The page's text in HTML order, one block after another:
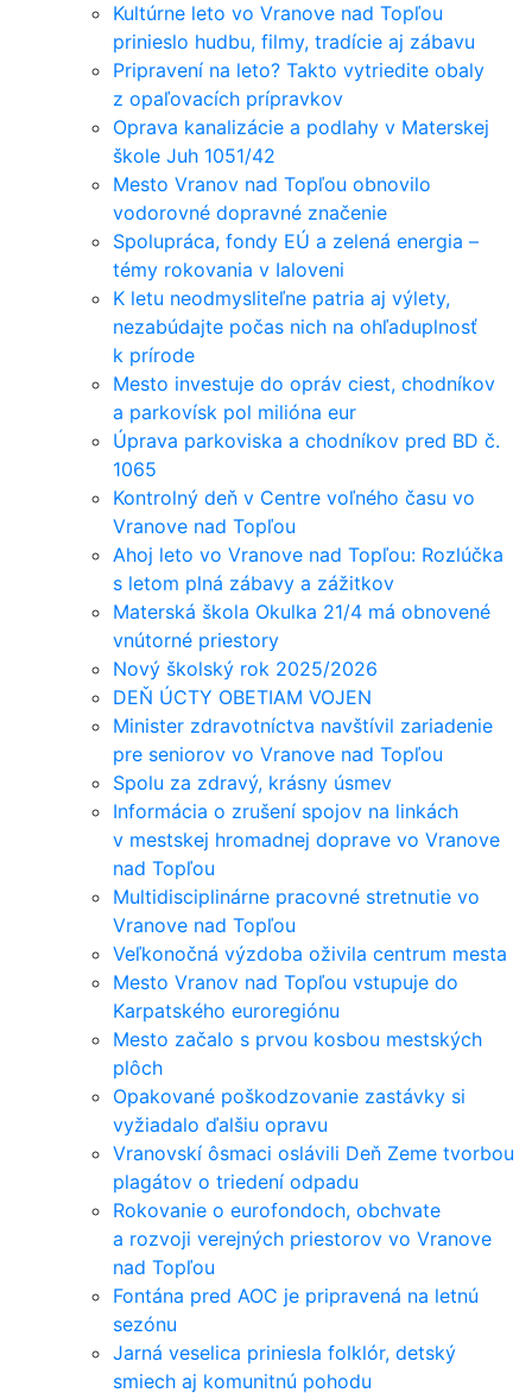
Kultúrne leto vo Vranove nad Topľou
prinieslo hudbu, filmy, tradície aj zábavu
Pripravení na leto? Takto vytriedite obaly
z opaľovacích prípravkov
Oprava kanalizácie a podlahy v Materskej
škole Juh 1051/42
Mesto Vranov nad Topľou obnovilo
vodorovné dopravné značenie
Spolupráca, fondy EÚ a zelená energia –
témy rokovania v Ialoveni
K letu neodmysliteľne patria aj výlety,
nezabúdajte počas nich na ohľaduplnosť
k prírode
Mesto investuje do opráv ciest, chodníkov
a parkovísk pol milióna eur
Úprava parkoviska a chodníkov pred BD č.
1065
Kontrolný deň v Centre voľného času vo
Vranove nad Topľou
Ahoj leto vo Vranove nad Topľou: Rozlúčka
s letom plná zábavy a zážitkov
Materská škola Okulka 21/4 má obnovené
vnútorné priestory
Nový školský rok 2025/2026
DEŇ ÚCTY OBETIAM VOJEN
Minister zdravotníctva navštívil zariadenie
pre seniorov vo Vranove nad Topľou
Spolu za zdravý, krásny úsmev
Informácia o zrušení spojov na linkách
v mestskej hromadnej doprave vo Vranove
nad Topľou
Multidisciplinárne pracovné stretnutie vo
Vranove nad Topľou
Veľkonočná výzdoba oživila centrum mesta
Mesto Vranov nad Topľou vstupuje do
Karpatského euroregiónu
Mesto začalo s prvou kosbou mestských
plôch
Opakované poškodzovanie zastávky si
vyžiadalo ďalšiu opravu
Vranovskí ôsmaci oslávili Deň Zeme tvorbou
plagátov o triedení odpadu
Rokovanie o eurofondoch, obchvate
a rozvoji verejných priestorov vo Vranove
nad Topľou
Fontána pred AOC je pripravená na letnú
sezónu
Jarná veselica priniesla folklór, detský
smiech aj komunitnú pohodu